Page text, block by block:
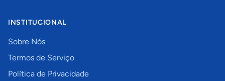
INSTITUCIONAL
Sobre Nós
Termos de Serviço
Política de Privacidade